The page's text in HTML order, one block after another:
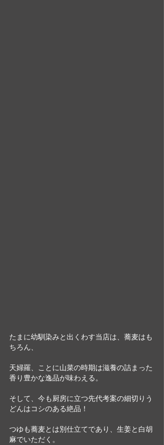
たまに幼馴染みと出くわす当店は、蕎麦はも
ちろん、
天婦羅、ことに山菜の時期は滋養の詰まった
香り豊かな逸品が味わえる。
そして、今も厨房に立つ先代考案の細切りう
どんはコシのある絶品！
つゆも蕎麦とは別仕立てであり、生姜と白胡
麻でいただく。